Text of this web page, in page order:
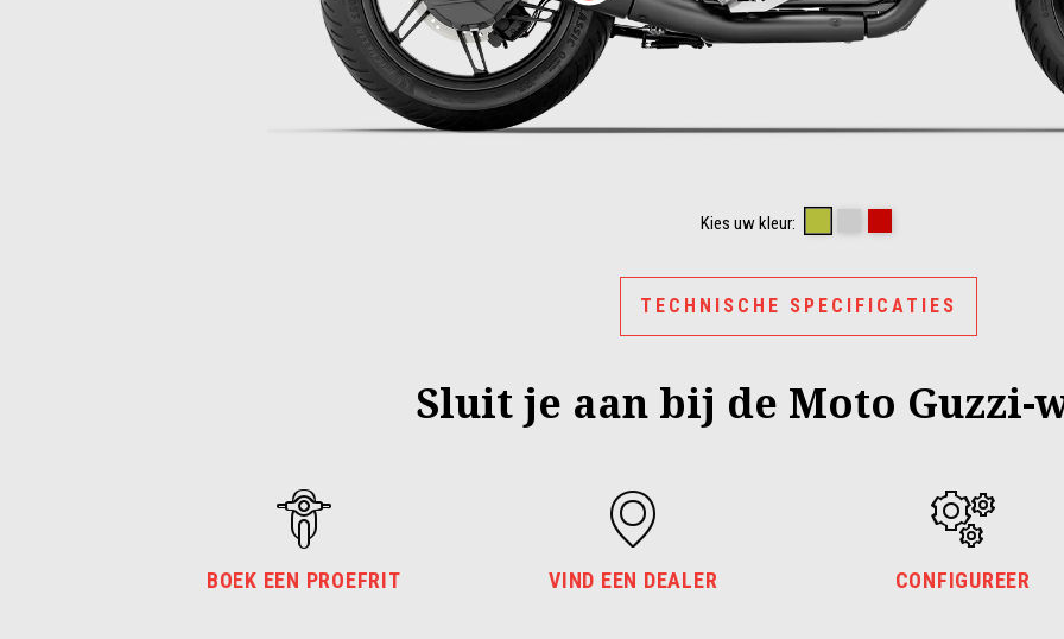
Kies uw kleur:
TECHNISCHE SPECIFICATIES
Sluit je aan bij de Moto Guzzi-
BOEK EEN PROEFRIT VIND EEN DEALER CONFIGUREER